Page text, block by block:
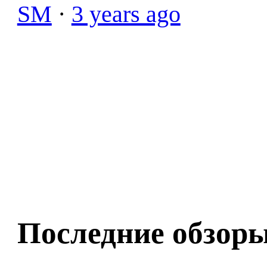
SM · 3 years ago
Последние